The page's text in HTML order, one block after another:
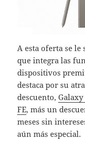
A esta oferta se
que integra las
dispositivos
destaca por su
descuento,Galaxy
FE, más un
meses sin
aún más especial.